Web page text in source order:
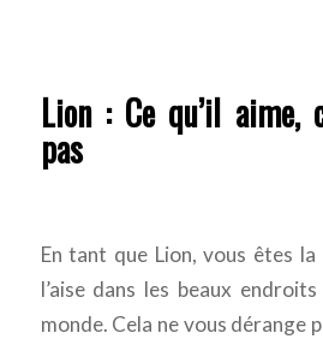
Lion : Ce qu’il aime,
pas
En tant que Lion, vous êtes
l’aise dans les beaux
monde. Cela ne vous dérange